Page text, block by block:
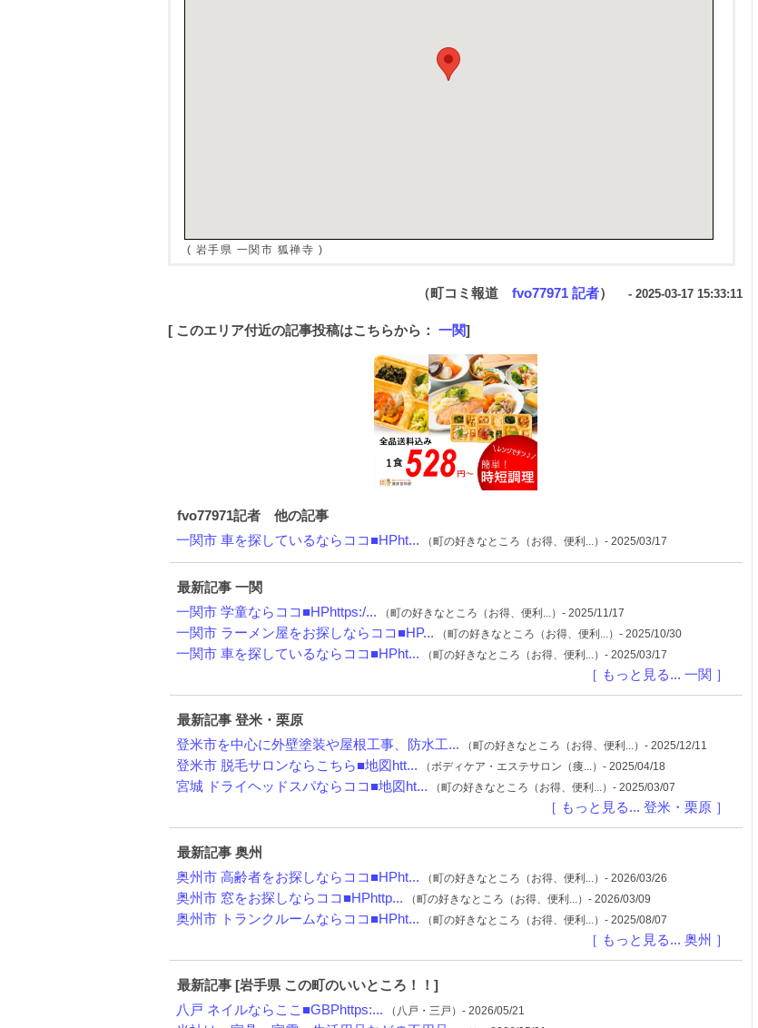
( 岩手県 一関市 狐禅寺 )
（町コミ報道 fvo77971 記者） - 2025-03-17 15:33:11
[ このエリア付近の記事投稿はこちらから： 一関]
fvo77971記者 他の記事
一関市 車を探しているならココ■HPht... （町の好きなところ（お得、便利...）- 2025/03/17
最新記事 一関
一関市 学童ならココ■HPhttps:/... （町の好きなところ（お得、便利...）- 2025/11/17
一関市 ラーメン屋をお探しならココ■HP... （町の好きなところ（お得、便利...）- 2025/10/30
一関市 車を探しているならココ■HPht... （町の好きなところ（お得、便利...）- 2025/03/17
［ もっと見る... 一関 ］
最新記事 登米・栗原
登米市を中心に外壁塗装や屋根工事、防水工... （町の好きなところ（お得、便利...）- 2025/12/11
登米市 脱毛サロンならこちら■地図htt... （ボディケア・エステサロン（痩...）- 2025/04/18
宮城 ドライヘッドスパならココ■地図ht... （町の好きなところ（お得、便利...）- 2025/03/07
［ もっと見る... 登米・栗原 ］
最新記事 奥州
奥州市 高齢者をお探しならココ■HPht... （町の好きなところ（お得、便利...）- 2026/03/26
奥州市 窓をお探しならココ■HPhttp... （町の好きなところ（お得、便利...）- 2026/03/09
奥州市 トランクルームならココ■HPht... （町の好きなところ（お得、便利...）- 2025/08/07
［ もっと見る... 奥州 ］
最新記事 [岩手県 この町のいいところ！！]
八戸 ネイルならここ■GBPhttps:... （八戸・三戸）- 2026/05/21